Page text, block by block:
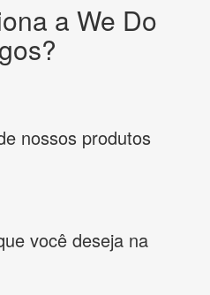
a We Do
nossos produtos
você deseja na